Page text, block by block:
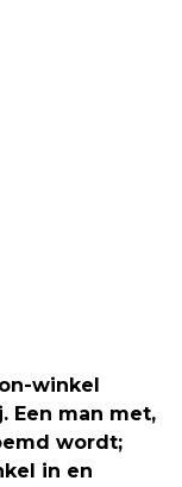
winkel
Een man met,
wordt;
in en